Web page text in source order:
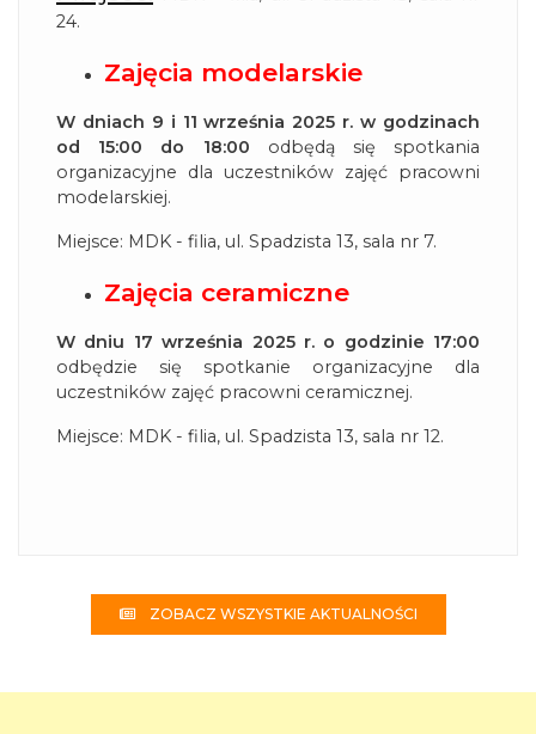
24.
Zajęcia modelarskie
W dniach 9 i 11 września 2025 r. w godzinach
od 15:00 do 18:00 odbędą się spotkania
organizacyjne dla uczestników zajęć pracowni
modelarskiej.
Miejsce: MDK - filia, ul. Spadzista 13, sala nr 7.
Zajęcia ceramiczne
W dniu 17 września 2025 r. o godzinie 17:00
odbędzie się spotkanie organizacyjne dla
uczestników zajęć pracowni ceramicznej.
Miejsce: MDK - filia, ul. Spadzista 13, sala nr 12.
ZOBACZ WSZYSTKIE AKTUALNOŚCI